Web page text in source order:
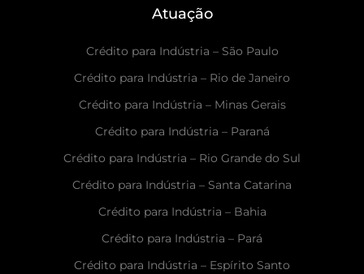
Atuação
Crédito para Indústria – São Paulo
Crédito para Indústria – Rio de Janeiro
Crédito para Indústria – Minas Gerais
Crédito para Indústria – Paraná
Crédito para Indústria – Rio Grande do Sul
Crédito para Indústria – Santa Catarina
Crédito para Indústria – Bahia
Crédito para Indústria – Pará
Crédito para Indústria – Espírito Santo